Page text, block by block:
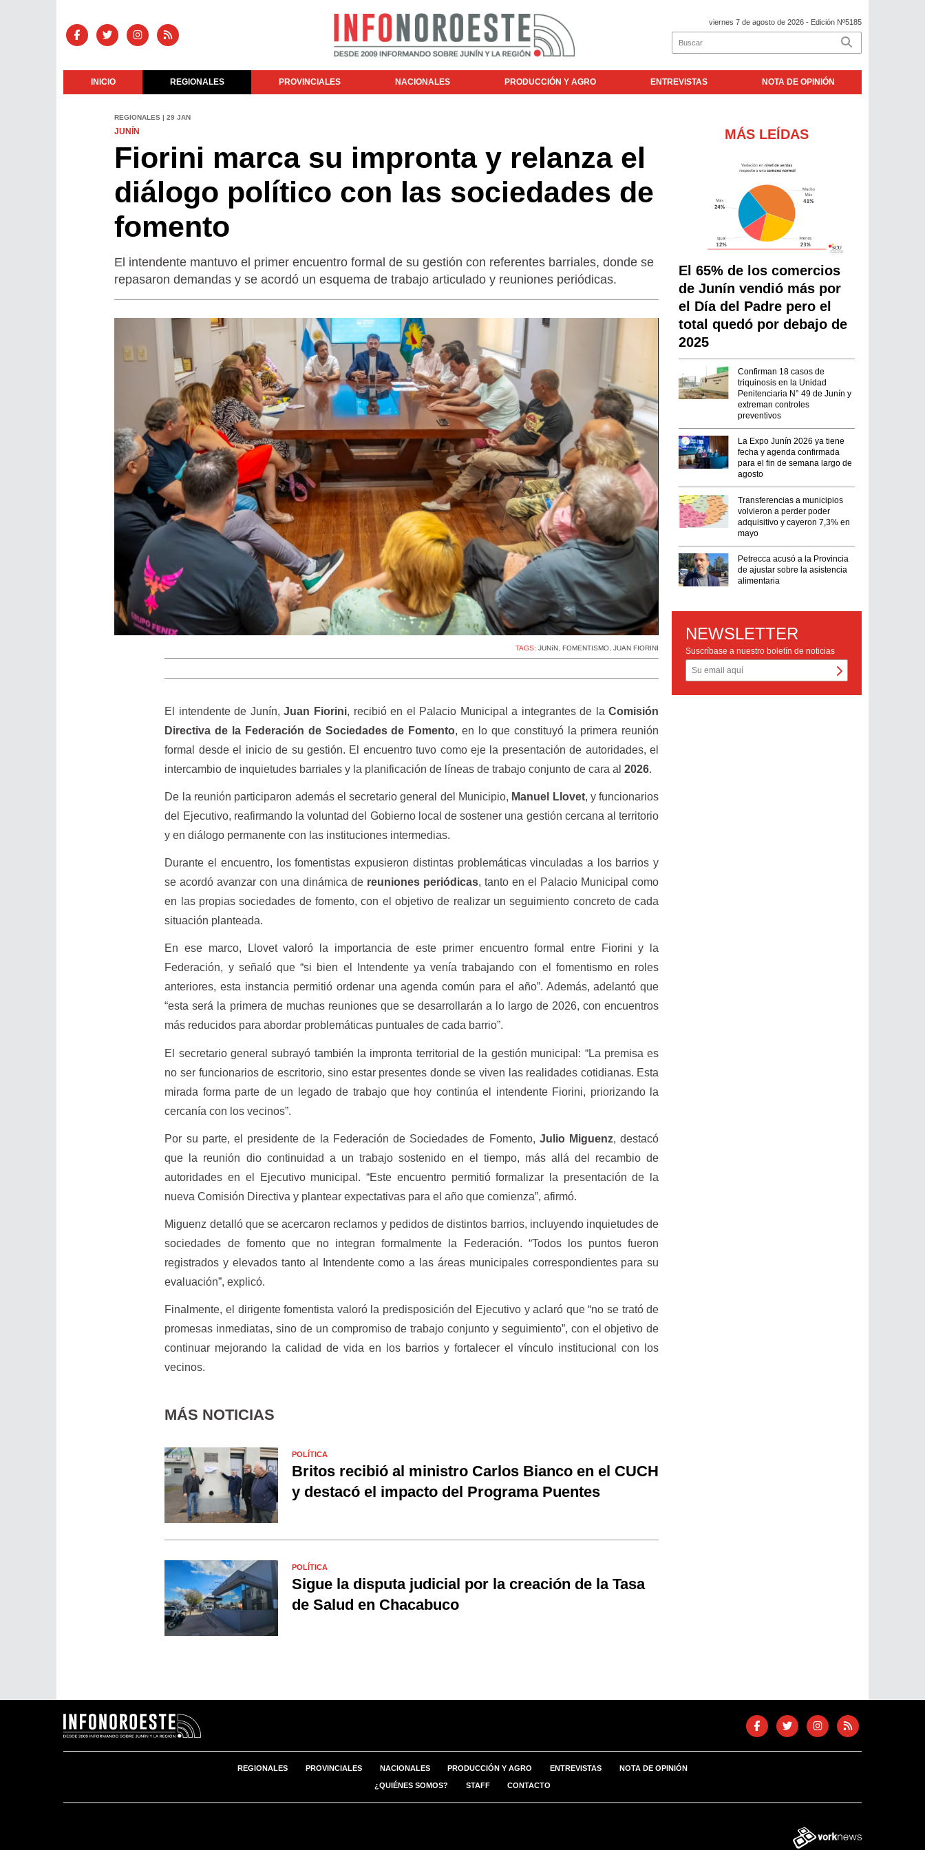
viernes 7 de agosto de 2026 - Edición Nº5185
INICIO REGIONALES PROVINCIALES NACIONALES PRODUCCIÓN Y AGRO ENTREVISTAS NOTA DE OPINIÓN
REGIONALES | 29 JAN
JUNÍN
Fiorini marca su impronta y relanza el
diálogo político con las sociedades de
fomento
El intendente mantuvo el primer encuentro formal de su gestión con referentes barriales, donde se
repasaron demandas y se acordó un esquema de trabajo articulado y reuniones periódicas.
TAGS:JUNíN ,FOMENTISMO ,JUAN FIORINI
El intendente de Junín,Juan Fiorini, recibió en el Palacio Municipal a integrantes de laComisión
Directiva de la Federación de Sociedades de Fomento, en lo que constituyó la primera reunión
formal desde el inicio de su gestión. El encuentro tuvo como eje la presentación de autoridades, el
intercambio de inquietudes barriales y la planificación de líneas de trabajo conjunto de cara al2026.
De la reunión participaron además el secretario general del Municipio, Manuel Llovet, y funcionarios
del Ejecutivo, reafirmando la voluntad del Gobierno local de sostener una gestión cercana al territorio
y en diálogo permanente con las instituciones intermedias.
Durante el encuentro, los fomentistas expusieron distintas problemáticas vinculadas a los barrios y
se acordó avanzar con una dinámica de reuniones periódicas, tanto en el Palacio Municipal como
en las propias sociedades de fomento, con el objetivo de realizar un seguimiento concreto de cada
situación planteada.
En ese marco, Llovet valoró la importancia de este primer encuentro formal entre Fiorini y la
Federación, y señaló que “si bien el Intendente ya venía trabajando con el fomentismo en roles
anteriores, esta instancia permitió ordenar una agenda común para el año”. Además, adelantó que
“esta será la primera de muchas reuniones que se desarrollarán a lo largo de 2026, con encuentros
más reducidos para abordar problemáticas puntuales de cada barrio”.
El secretario general subrayó también la impronta territorial de la gestión municipal: “La premisa es
no ser funcionarios de escritorio, sino estar presentes donde se viven las realidades cotidianas. Esta
mirada forma parte de un legado de trabajo que hoy continúa el intendente Fiorini, priorizando la
cercanía con los vecinos”.
Por su parte, el presidente de la Federación de Sociedades de Fomento, Julio Miguenz, destacó
que la reunión dio continuidad a un trabajo sostenido en el tiempo, más allá del recambio de
autoridades en el Ejecutivo municipal. “Este encuentro permitió formalizar la presentación de la
nueva Comisión Directiva y plantear expectativas para el año que comienza”, afirmó.
Miguenz detalló que se acercaron reclamos y pedidos de distintos barrios, incluyendo inquietudes de
sociedades de fomento que no integran formalmente la Federación. “Todos los puntos fueron
registrados y elevados tanto al Intendente como a las áreas municipales correspondientes para su
evaluación”, explicó.
Finalmente, el dirigente fomentista valoró la predisposición del Ejecutivo y aclaró que “no se trató de
promesas inmediatas, sino de un compromiso de trabajo conjunto y seguimiento”, con el objetivo de
continuar mejorando la calidad de vida en los barrios y fortalecer el vínculo institucional con los
vecinos.
MÁS NOTICIAS
POLÍTICA
Britos recibió al ministro Carlos Bianco en el CUCH
y destacó el impacto del Programa Puentes
POLÍTICA
Sigue la disputa judicial por la creación de la Tasa
de Salud en Chacabuco
MÁS LEÍDAS
El 65% de los comercios
de Junín vendió más por
el Día del Padre pero el
total quedó por debajo de
2025
Confirman 18 casos de
triquinosis en la Unidad
Penitenciaria N° 49 de Junín y
extreman controles
preventivos
La Expo Junín 2026 ya tiene
fecha y agenda confirmada
para el fin de semana largo de
agosto
Transferencias a municipios
volvieron a perder poder
adquisitivo y cayeron 7,3% en
mayo
Petrecca acusó a la Provincia
de ajustar sobre la asistencia
alimentaria
NEWSLETTER
Suscríbase a nuestro boletín de noticias
REGIONALES PROVINCIALES NACIONALES PRODUCCIÓN Y AGRO ENTREVISTAS NOTA DE OPINIÓN
¿QUIÉNES SOMOS? STAFF CONTACTO